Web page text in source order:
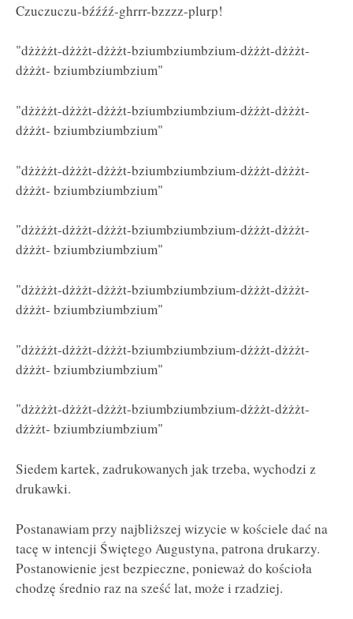
Czuczuczu-bźźźź-ghrrr-bzzzz-plurp!
"dżżżżt-dżżżt-dżżżt-bziumbziumbzium-dżżżt-dżżżt-
dżżżt- bziumbziumbzium"
"dżżżżt-dżżżt-dżżżt-bziumbziumbzium-dżżżt-dżżżt-
dżżżt- bziumbziumbzium"
"dżżżżt-dżżżt-dżżżt-bziumbziumbzium-dżżżt-dżżżt-
dżżżt- bziumbziumbzium"
"dżżżżt-dżżżt-dżżżt-bziumbziumbzium-dżżżt-dżżżt-
dżżżt- bziumbziumbzium"
"dżżżżt-dżżżt-dżżżt-bziumbziumbzium-dżżżt-dżżżt-
dżżżt- bziumbziumbzium"
"dżżżżt-dżżżt-dżżżt-bziumbziumbzium-dżżżt-dżżżt-
dżżżt- bziumbziumbzium"
"dżżżżt-dżżżt-dżżżt-bziumbziumbzium-dżżżt-dżżżt-
dżżżt- bziumbziumbzium"
Siedem kartek, zadrukowanych jak trzeba, wychodzi z
drukawki.
Postanawiam przy najbliższej wizycie w kościele dać na
tacę w intencji Świętego Augustyna, patrona drukarzy.
Postanowienie jest bezpieczne, ponieważ do kościoła
chodzę średnio raz na sześć lat, może i rzadziej.